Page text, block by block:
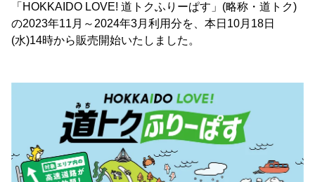
「HOKKAIDO LOVE! 道トクふりーぱす」(略称・道トク)
の2023年11月～2024年3月利用分を、本日10月18日
(水)14時から販売開始いたしました。